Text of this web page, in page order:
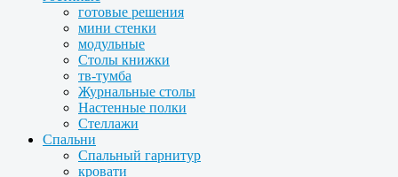
готовые решения
мини стенки
модульные
Столы книжки
тв-тумба
Журнальные столы
Настенные полки
Стеллажи
Спальни
Спальный гарнитур
кровати